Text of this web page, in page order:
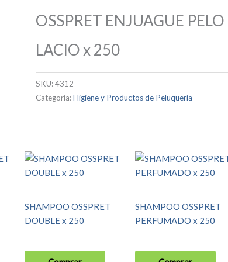
OSSPRET ENJUAGUE PELO
LACIO x 250
SKU:4312
Categoría:Higiene y Productos de Peluquería
SHAMPOO OSSPRET
DOUBLE x 250
SHAMPOO OSSPRET
PERFUMADO x 250